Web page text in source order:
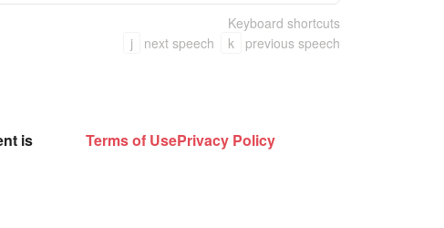
Keyboard shortcuts
j
next speech k previous speech
is
Terms of UsePrivacy Policy